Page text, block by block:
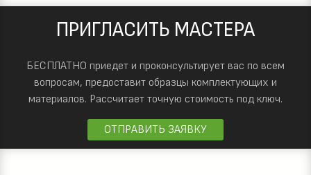
ПРИГЛАСИТЬ МАСТЕРА
БЕСПЛАТНО приедет и проконсультирует вас по всем
вопросам, предоставит образцы комплектующих и
материалов. Рассчитает точную стоимость под ключ.
ОТПРАВИТЬ ЗАЯВКУ